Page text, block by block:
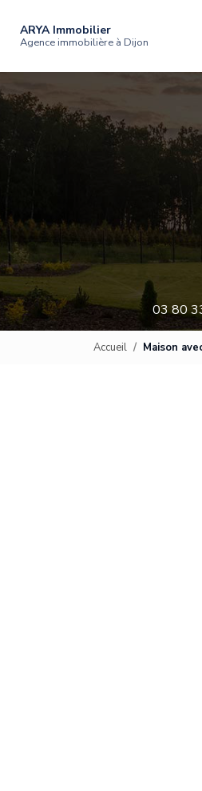
contenu
ARYA Immobilier
Agence immobilière à Dijon
03 80
Accueil Maison